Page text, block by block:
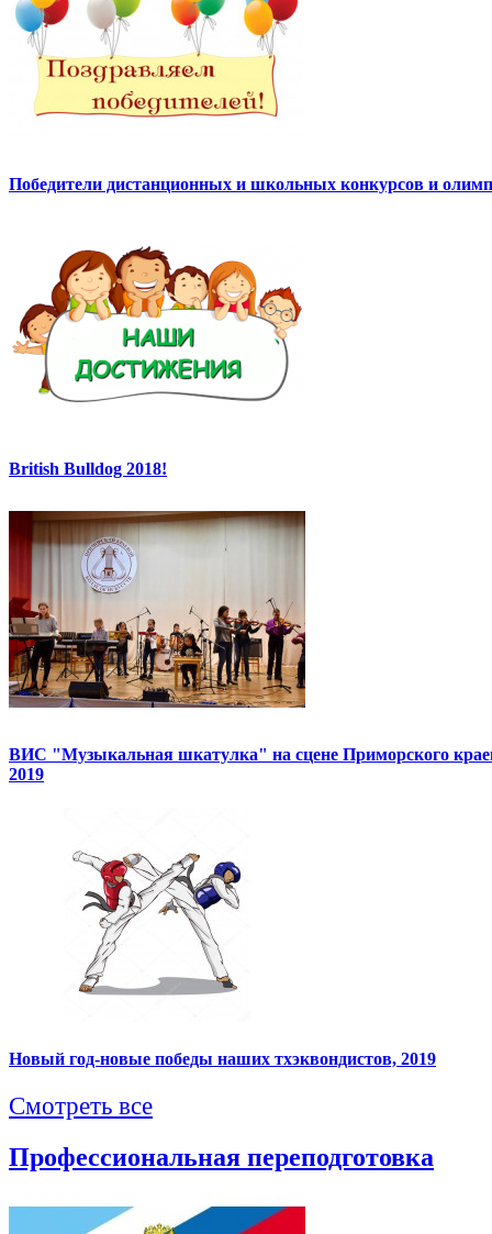
Победители дистанционных и школьных конкурсов и
British Bulldog 2018!
ВИС "Музыкальная шкатулка" на сцене Приморского
2019
Новый год-новые победы наших тхэквондистов, 2019
Смотреть все
Профессиональная переподготовка